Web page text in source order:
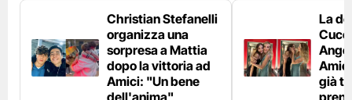
Christian Stefanelli
organizza una
sorpresa a Mattia
dopo la vittoria ad
Amici: "Un bene
La
già